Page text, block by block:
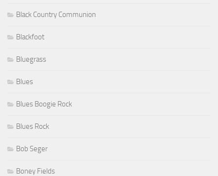
Black Country Communion
Blackfoot
Bluegrass
Blues
Blues Boogie Rock
Blues Rock
Bob Seger
Boney Fields